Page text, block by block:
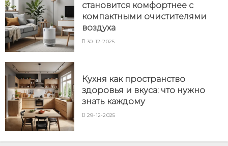
становится комфортнее с
компактными очистителями
воздуха
30-12-2025
Кухня как пространство
здоровья и вкуса: что нужно
знать каждому
29-12-2025